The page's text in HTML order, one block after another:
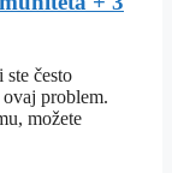
često
problem.
možete